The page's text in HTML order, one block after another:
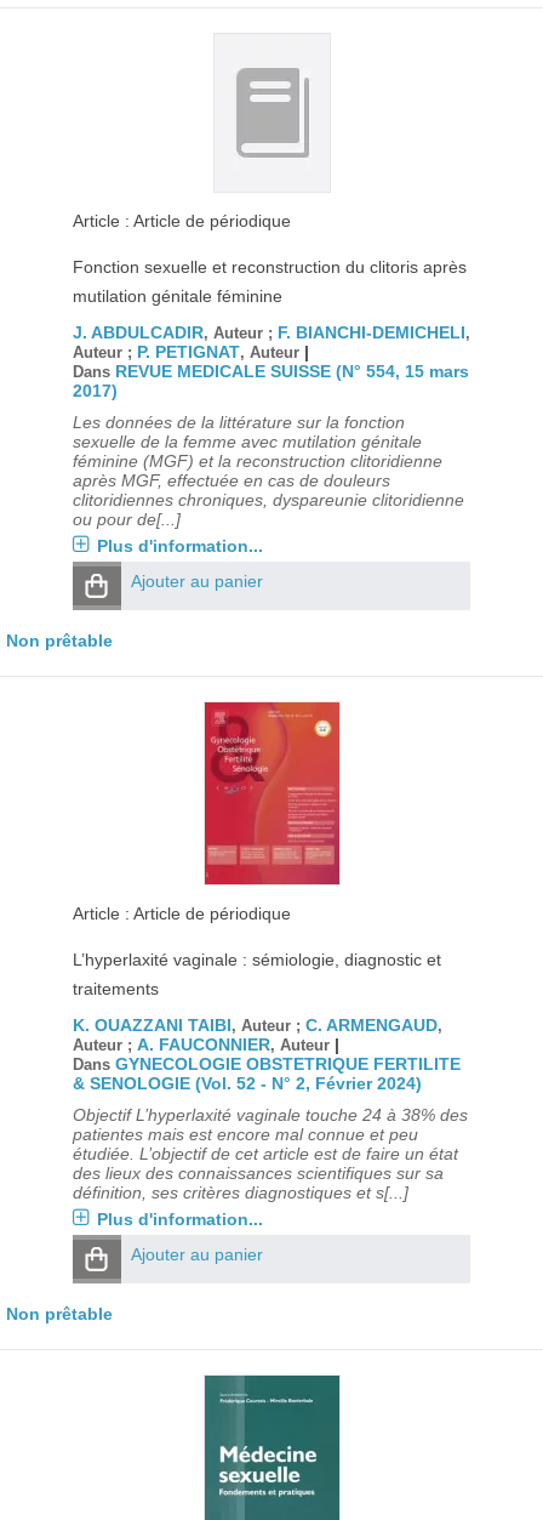
Article : Article de périodique
Fonction sexuelle et reconstruction du clitoris après
mutilation génitale féminine
J. ABDULCADIR, Auteur ; F. BIANCHI-DEMICHELI,
Auteur ; P. PETIGNAT, Auteur |
Dans REVUE MEDICALE SUISSE (N° 554, 15 mars
2017)
Les données de la littérature sur la fonction
sexuelle de la femme avec mutilation génitale
féminine (MGF) et la reconstruction clitoridienne
après MGF, effectuée en cas de douleurs
clitoridiennes chroniques, dyspareunie clitoridienne
ou pour de[...]
Plus d'information...
Ajouter au panier
Non prêtable
Article : Article de périodique
L’hyperlaxité vaginale : sémiologie, diagnostic et
traitements
K. OUAZZANI TAIBI, Auteur ; C. ARMENGAUD,
Auteur ; A. FAUCONNIER, Auteur |
Dans GYNECOLOGIE OBSTETRIQUE FERTILITE
& SENOLOGIE (Vol. 52 - N° 2, Février 2024)
Objectif L’hyperlaxité vaginale touche 24 à 38% des
patientes mais est encore mal connue et peu
étudiée. L’objectif de cet article est de faire un état
des lieux des connaissances scientifiques sur sa
définition, ses critères diagnostiques et s[...]
Plus d'information...
Ajouter au panier
Non prêtable